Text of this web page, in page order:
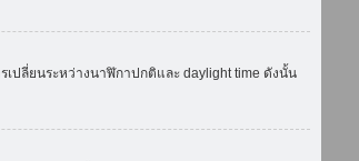
เปลี่ยนระหว่างนาฬิกาปกติและ daylight time ดังนั้น